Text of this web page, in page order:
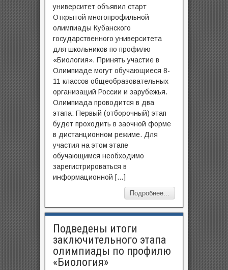
университет объявил старт
Открытой многопрофильной
олимпиады Кубанского
государственного университета
для школьников по профилю
«Биология». Принять участие в
Олимпиаде могут обучающиеся 8-
11 классов общеобразовательных
организаций России и зарубежья.
Олимпиада проводится в два
этапа: Первый (отборочный) этап
будет проходить в заочной форме
в дистанционном режиме. Для
участия на этом этапе
обучающимся необходимо
зарегистрироваться в
информационной […]
Подробнее...
Подведены итоги
заключительного этапа
олимпиады по профилю
«‎Биология»